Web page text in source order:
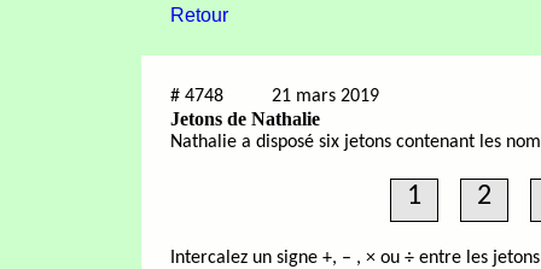
Retour
# 4748 21 mars 2019
Jetons de Nathalie
Nathalie a disposé six jetons contenant les
1 2
Intercalez un signe +, – , × ou ÷ entre les